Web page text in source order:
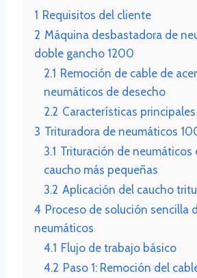
1 Requisitos del cliente
2 Máquina desbastadora de
doble gancho 1200
2.1 Remoción de cable de
neumáticos de desecho
2.2 Características principales
3 Trituradora de neumáticos
3.1 Trituración de neumáticos
caucho más pequeñas
3.2 Aplicación del caucho
4 Proceso de solución sencilla
neumáticos
4.1 Flujo de trabajo básico
4.2 Paso 1: Remoción del